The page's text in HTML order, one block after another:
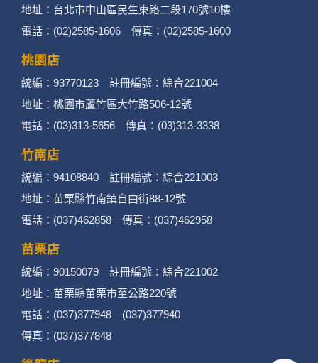
地址：台北市中山區民生東路二段170號10樓
電話：(02)2585-1606 傳真：(02)2585-1600
桃園店
統編：93770123 註冊編號：綜合221004
地址：桃園市蘆竹區大竹路506-12號
電話：(03)313-5656 傳真：(03)313-3338
竹南店
統編：94108840 註冊編號：綜合221003
地址：苗栗縣竹南鎮自由街88-12號
電話：(037)462858 傳真：(037)462958
苗栗店
統編：90150079 註冊編號：綜合221002
地址：苗栗縣苗栗市至公路220號
電話：(037)377948 (037)377940
傳真：(037)377848